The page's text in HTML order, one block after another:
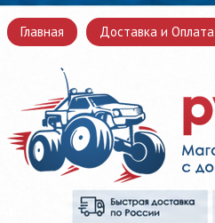
Главная Доставка и Оплата